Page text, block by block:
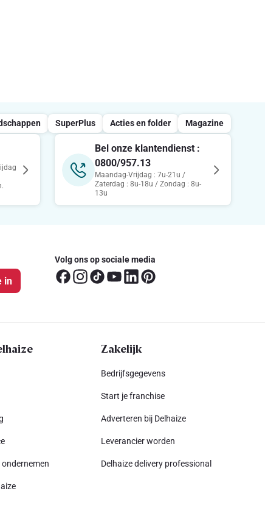
SuperPlus Acties en folder Magazine
Bel onze klantendienst :
0800/957.13
Maandag-Vrijdag : 7u-21u /
Zaterdag : 8u-18u / Zondag : 8u-
13u
in
Volg ons op sociale media
Zakelijk
Bedrijfsgegevens
Start je franchise
Adverteren bij Delhaize
Leverancier worden
Delhaize delivery professional